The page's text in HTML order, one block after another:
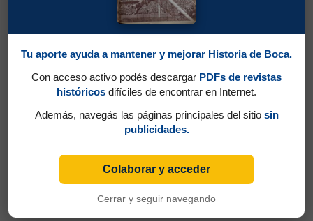
Tu aporte ayuda a mantener y mejorar Historia de Boca.
Con acceso activo podés descargar PDFs de revistas
históricos difíciles de encontrar en Internet.
Además, navegás las páginas principales del sitio sin
publicidades.
Colaborar y acceder
Cerrar y seguir navegando